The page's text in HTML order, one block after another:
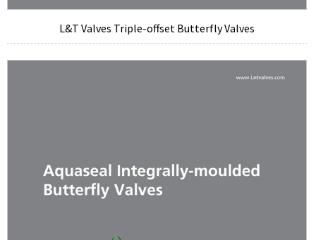
L&T Valves Triple-offset Butterfly Valves